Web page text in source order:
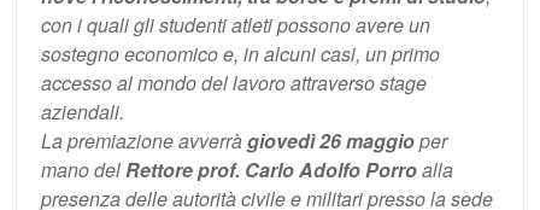
con i quali gli studenti atleti possono avere un
sostegno economico e, in alcuni casi, un primo
accesso al mondo del lavoro attraverso stage
aziendali.
La premiazione avverràgiovedì 26 maggioper
mano delRettore prof. Carlo Adolfo Porroalla
presenza delle autorità civile e militari presso la sede